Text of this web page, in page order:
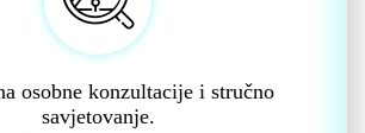
osobne konzultacije i stručno
savjetovanje.